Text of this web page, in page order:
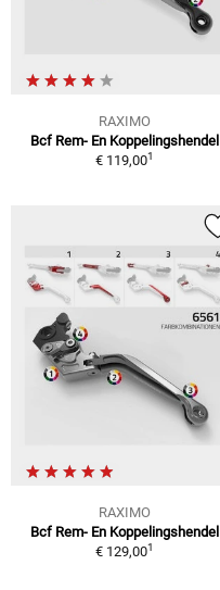
RAXIMO
Bcf Rem- En Koppelingshendel
€ 119,001
RAXIMO
Bcf Rem- En Koppelingshendel
€ 129,001